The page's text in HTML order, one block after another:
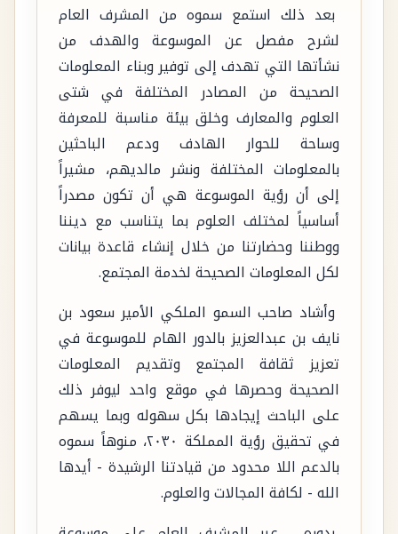
بعد ذلك استمع سموه من المشرف العام
لشرح مفصل عن الموسوعة والهدف من
نشأتها التي تهدف إلى توفير وبناء المعلومات
الصحيحة من المصادر المختلفة في شتى
العلوم والمعارف وخلق بيئة مناسبة للمعرفة
وساحة للحوار الهادف ودعم الباحثين
بالمعلومات المختلفة ونشر مالديهم، مشيراً
إلى أن رؤية الموسوعة هي أن تكون مصدراً
أساسياً لمختلف العلوم بما يتناسب مع ديننا
ووطننا وحضارتنا من خلال إنشاء قاعدة بيانات
لكل المعلومات الصحيحة لخدمة المجتمع.
وأشاد صاحب السمو الملكي الأمير سعود بن
نايف بن عبدالعزيز بالدور الهام للموسوعة في
تعزيز ثقافة المجتمع وتقديم المعلومات
الصحيحة وحصرها في موقع واحد ليوفر ذلك
على الباحث إيجادها بكل سهوله وبما يسهم
في تحقيق رؤية المملكة ٢٠٣٠، منوهاً سموه
بالدعم اللا محدود من قيادتنا الرشيدة - أيدها
الله - لكافة المجالات والعلوم.